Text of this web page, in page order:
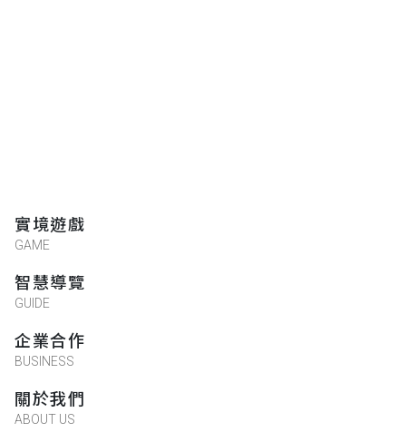
實境遊戲
GAME
智慧導覽
GUIDE
企業合作
BUSINESS
關於我們
ABOUT US